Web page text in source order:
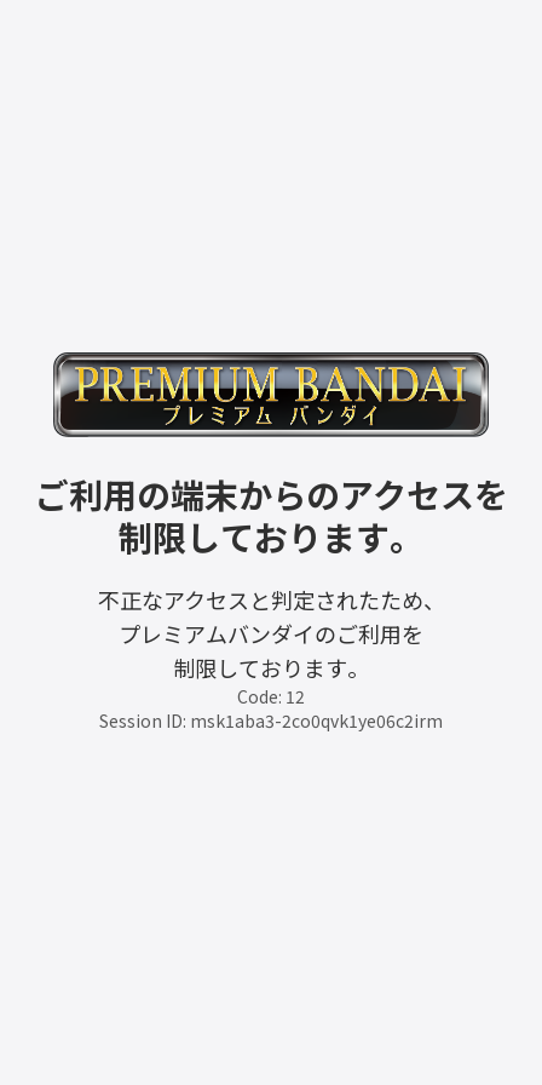
ご利用の端末からのアクセスを
制限しております。
不正なアクセスと判定されたため、
プレミアムバンダイのご利用を
制限しております。
Code: 12
Session ID: msk1aba3-2co0qvk1ye06c2irm